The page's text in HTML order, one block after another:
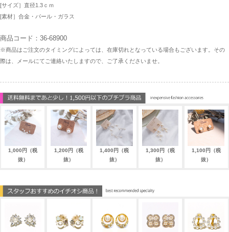
[サイズ］直径1.3ｃｍ
[素材］合金・パール・ガラス
商品コード：36-68900
※商品はご注文のタイミングによっては、在庫切れとなっている場合もございます。その
際は、メールにてご連絡いたしますので、ご了承くださいませ。
1,000円（税
抜）
1,200円（税
抜）
1,400円（税
抜）
1,300円（税
抜）
1,100円（税
抜）